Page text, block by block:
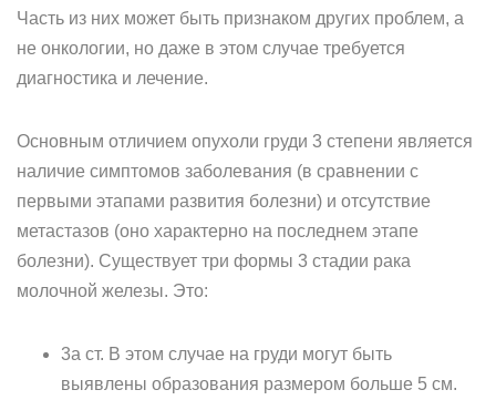
Часть из них может быть признаком других проблем, а
не онкологии, но даже в этом случае требуется
диагностика и лечение.
Основным отличием опухоли груди 3 степени является
наличие симптомов заболевания (в сравнении с
первыми этапами развития болезни) и отсутствие
метастазов (оно характерно на последнем этапе
болезни). Существует три формы 3 стадии рака
молочной железы. Это:
3а ст. В этом случае на груди могут быть
выявлены образования размером больше 5 см.